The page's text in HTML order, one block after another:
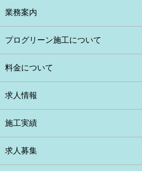
業務案内
プログリーン施工について
料金について
求人情報
施工実績
求人募集